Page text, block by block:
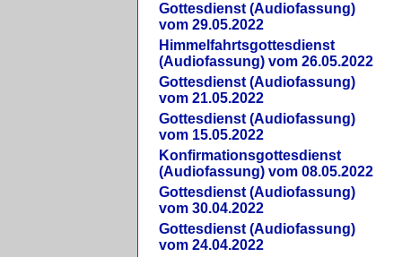
Gottesdienst (Audiofassung)
vom 29.05.2022
Himmelfahrtsgottesdienst
(Audiofassung) vom 26.05.2022
Gottesdienst (Audiofassung)
vom 21.05.2022
Gottesdienst (Audiofassung)
vom 15.05.2022
Konfirmationsgottesdienst
(Audiofassung) vom 08.05.2022
Gottesdienst (Audiofassung)
vom 30.04.2022
Gottesdienst (Audiofassung)
vom 24.04.2022